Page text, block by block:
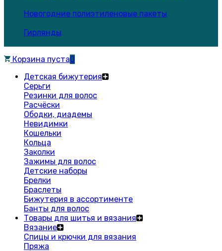
Новогодние полиэтиленовые пакеты
Гирлянды
Корзина пуста0
Детская бижутерия
Серьги
Резинки для волос
Расчёски
Ободки, диадемы
Невидимки
Кошельки
Кольца
Заколки
Зажимы для волос
Детские наборы
Брелки
Браслеты
Бижутерия в ассортименте
Банты для волос
Товары для шитья и вязания
Вязание
Спицы и крючки для вязания
Пряжа